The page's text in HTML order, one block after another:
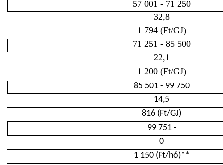
57 001 - 71 250
32,8
1 794 (Ft/GJ)
71 251 - 85 500
22,1
1 200 (Ft/GJ)
85 501 - 99 750
14,5
816 (Ft/GJ)
99 751 -
0
1 150 (Ft/hó)**